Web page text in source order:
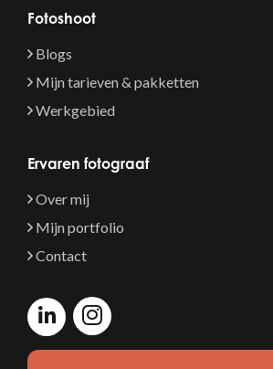
Fotoshoot
Blogs
Mijn tarieven & pakketten
Werkgebied
Ervaren fotograaf
Over mij
Mijn portfolio
Contact